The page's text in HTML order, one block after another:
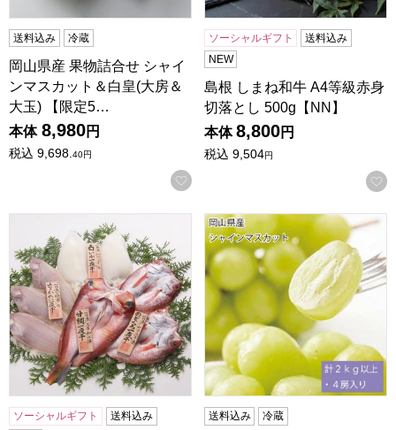
送料込み 冷蔵
岡山県産 果物詰合せ シャイ
ンマスカット＆白皇(大房＆
大玉) 【限定5…
本体 8,980円
税込 9,698.40円
お気に入りに登録する
ソーシャルギフト
送料込み
NEW
島根 しまね和牛 A4等級赤身
切落とし 500g【NN】
本体 8,800円
税込 9,504円
島根 岡富商店 「一日漁」吉祥天(甘鯛1枚・のどぐろ1〜2枚
ソーシャルギフト
送料込み
岡山県産 シャインマスカッ
送料込み 冷蔵